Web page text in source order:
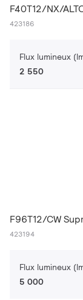
F40T12/NX/
423186
Flux lumineux
2 550
F96T12/CW
423194
Flux lumineux
5 000